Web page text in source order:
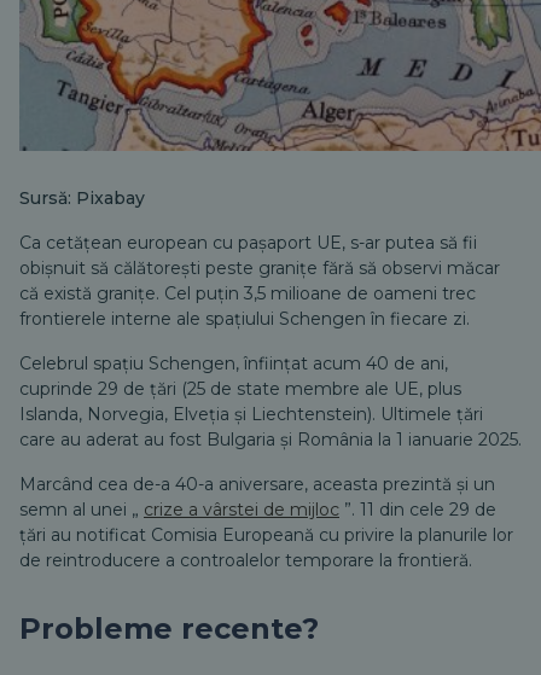
Sursă: Pixabay
Ca cetățean european cu pașaport UE, s-ar putea să fii
obișnuit să călătorești peste granițe fără să observi măcar
că există granițe. Cel puțin 3,5 milioane de oameni trec
frontierele interne ale spațiului Schengen în fiecare zi.
Celebrul spațiu Schengen, înființat acum 40 de ani,
cuprinde 29 de țări (25 de state membre ale UE, plus
Islanda, Norvegia, Elveția și Liechtenstein). Ultimele țări
care au aderat au fost Bulgaria și România la 1 ianuarie 2025.
Marcând cea de-a 40-a aniversare, aceasta prezintă și un
semn al unei „ crize a vârstei de mijloc ”. 11 din cele 29 de
țări au notificat Comisia Europeană cu privire la planurile lor
de reintroducere a controalelor temporare la frontieră.
Probleme recente?